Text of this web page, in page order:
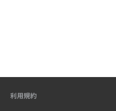
利用規約